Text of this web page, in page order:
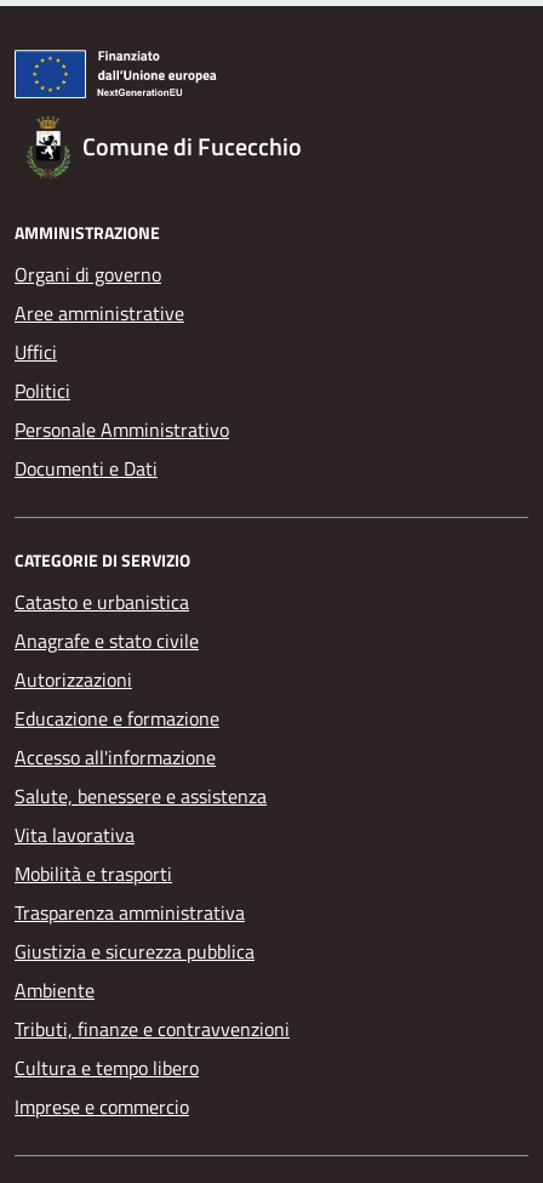
Comune di Fucecchio
AMMINISTRAZIONE
Organi di governo
Aree amministrative
Uffici
Politici
Personale Amministrativo
Documenti e Dati
CATEGORIE DI SERVIZIO
Catasto e urbanistica
Anagrafe e stato civile
Autorizzazioni
Educazione e formazione
Accesso all'informazione
Salute, benessere e assistenza
Vita lavorativa
Mobilità e trasporti
Trasparenza amministrativa
Giustizia e sicurezza pubblica
Ambiente
Tributi, finanze e contravvenzioni
Cultura e tempo libero
Imprese e commercio